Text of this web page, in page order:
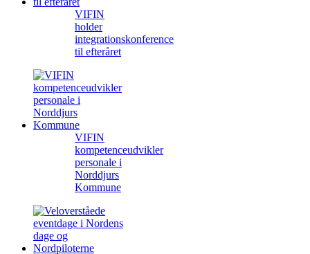
VIFIN
holder
integrationskonference
til efteråret
VIFIN
kompetenceudvikler
personale i
Norddjurs
Kommune